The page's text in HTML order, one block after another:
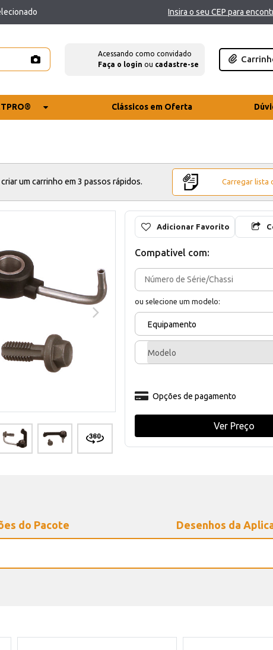
Insira o seu CEP para
Acessando como convidado
Faça o login ou cadastre-se
Clássicos em Oferta
um carrinho em 3 passos rápidos. Carregar lista
Adicionar Favorito
Compativel com:
ou selecione um modelo:
Equipamento
Modelo
Opções de pagamento
Ver Preço
do Pacote Desenhos da